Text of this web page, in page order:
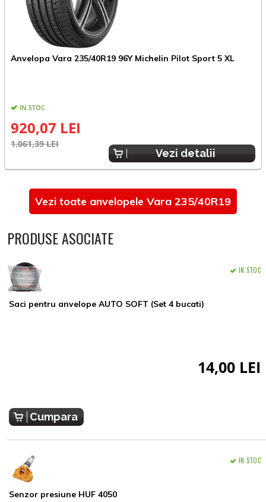
Anvelopa Vara 235/40R19 96Y Michelin Pilot Sport 5 XL
IN STOC
920,07 LEI
1.061,39 LEI
Vezi detalii
Vezi toate anvelopele Vara 235/40R19
PRODUSE ASOCIATE
Saci pentru anvelope AUTO SOFT (Set 4 bucati)
IN STOC
14,00 LEI
Cumpara
Senzor presiune HUF 4050
IN STOC